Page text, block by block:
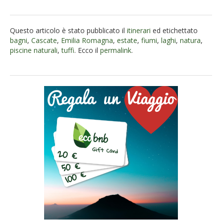
Questo articolo è stato pubblicato il itinerari ed etichettato
bagni, Cascate, Emilia Romagna, estate, fiumi, laghi, natura,
piscine naturali,tuffi. Ecco il permalink.